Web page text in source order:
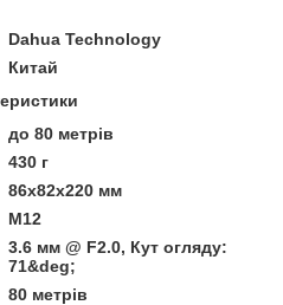
Dahua Technology
Китай
до 80 метрів
430 г
86х82х220 мм
М12
3.6 мм @ F2.0, Кут огляду:
71&deg;
80 метрів